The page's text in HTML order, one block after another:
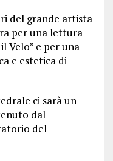
del grande artista
per una lettura
Velo” e per una
e estetica di
ci sarà un
dal
del